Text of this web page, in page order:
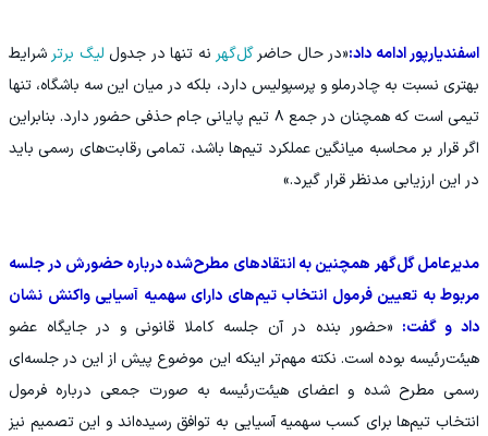
اسفندیارپور ادامه داد:«در حال حاضرگل‌گهر نه‌ تنها در جدول لیگ برتر شرایط
بهتری نسبت به چادرملو و پرسپولیس دارد، بلکه در میان این سه باشگاه، تنها
تیمی است که همچنان در جمع ۸ تیم پایانی جام حذفی حضور دارد. بنابراین
اگر قرار بر محاسبه میانگین عملکرد تیم‌ها باشد، تمامی رقابت‌های رسمی باید
در این ارزیابی مدنظر قرار گیرد.»
مدیرعامل گل‌گهر همچنین به انتقادهای مطرح‌شده درباره حضورش در جلسه
مربوط به تعیین فرمول انتخاب تیم‌های دارای سهمیه آسیایی واکنش نشان
داد و گفت: «حضور بنده در آن جلسه کاملا قانونی و در جایگاه عضو
هیئت‌رئیسه بوده است. نکته مهم‌تر اینکه این موضوع پیش از این در جلسه‌ای
رسمی مطرح شده و اعضای هیئت‌رئیسه به صورت جمعی درباره فرمول
انتخاب تیم‌ها برای کسب سهمیه آسیایی به توافق رسیده‌اند و این تصمیم نیز